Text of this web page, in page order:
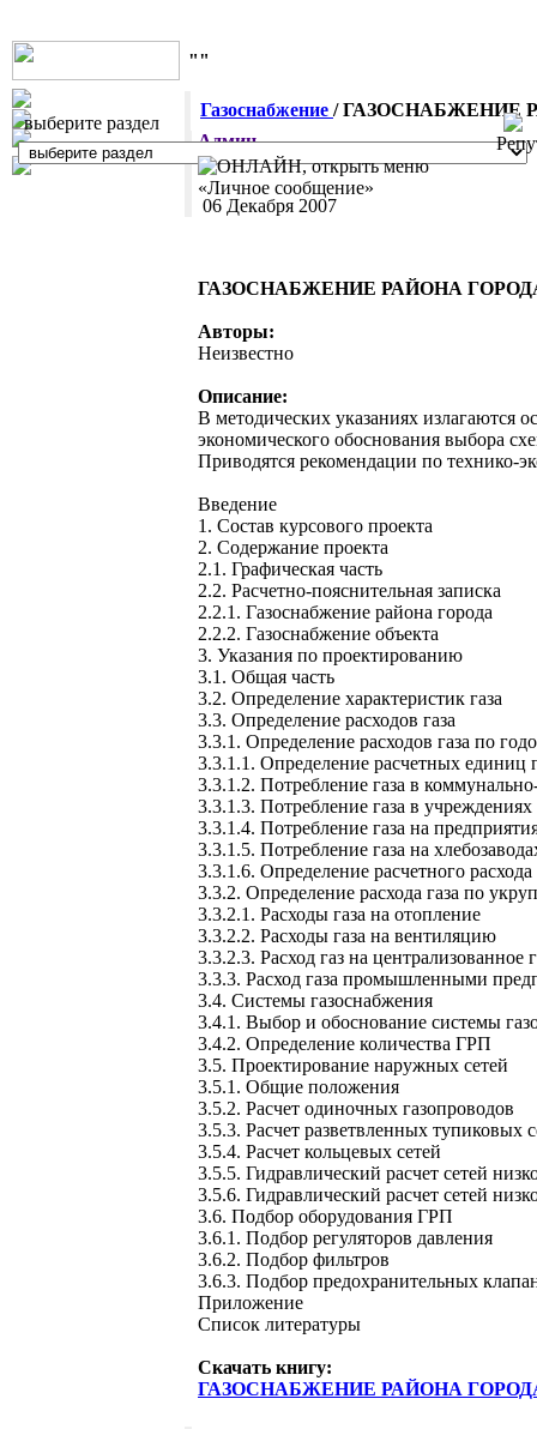
выберите раздел
""
Газоснабжение / ГАЗОСНАБЖЕНИЕ
Админ
06 Декабря 2007
ГАЗОСНАБЖЕНИЕ РАЙОНА
Авторы:
Неизвестно
Описание:
В методических указаниях излагаются
экономического обоснования выбора
Приводятся рекомендации по технико-
Введение
1. Состав курсового проекта
2. Содержание проекта
2.1. Графическая часть
2.2. Расчетно-пояснительная записка
2.2.1. Газоснабжение района города
2.2.2. Газоснабжение объекта
3. Указания по проектированию
3.1. Общая часть
3.2. Определение характеристик газа
3.3. Определение расходов газа
3.3.1. Определение расходов газа по
3.3.1.1. Определение расчетных единиц
3.3.1.2. Потребление газа в
3.3.1.3. Потребление газа в учреждениях
3.3.1.4. Потребление газа на
3.3.1.5. Потребление газа на
3.3.1.6. Определение расчетного расхода
3.3.2. Определение расхода газа по
3.3.2.1. Расходы газа на отопление
3.3.2.2. Расходы газа на вентиляцию
3.3.2.3. Расход газ на централизованное
3.3.3. Расход газа промышленными
3.4. Системы газоснабжения
3.4.1. Выбор и обоснование системы
3.4.2. Определение количества ГРП
3.5. Проектирование наружных сетей
3.5.1. Общие положения
3.5.2. Расчет одиночных газопроводов
3.5.3. Расчет разветвленных тупиковых
3.5.4. Расчет кольцевых сетей
3.5.5. Гидравлический расчет сетей
3.5.6. Гидравлический расчет сетей
3.6. Подбор оборудования ГРП
3.6.1. Подбор регуляторов давления
3.6.2. Подбор фильтров
3.6.3. Подбор предохранительных
Приложение
Список литературы
Скачать книгу:
ГАЗОСНАБЖЕНИЕ РАЙОНА